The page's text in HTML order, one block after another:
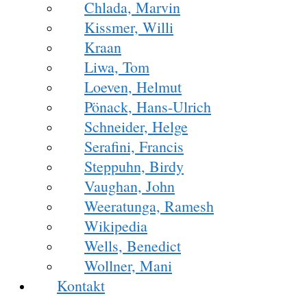
Chlada, Marvin
Kissmer, Willi
Kraan
Liwa, Tom
Loeven, Helmut
Pönack, Hans-Ulrich
Schneider, Helge
Serafini, Francis
Steppuhn, Birdy
Vaughan, John
Weeratunga, Ramesh
Wikipedia
Wells, Benedict
Wollner, Mani
Kontakt